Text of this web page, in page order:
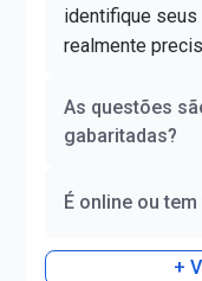
identifique
realmente
As questões
gabaritadas?
É online ou
+